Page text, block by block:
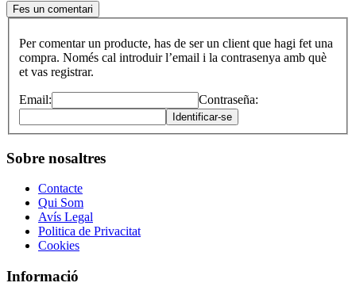
Fes un comentari
Per comentar un producte, has de ser un client que hagi fet una
compra. Només cal introduir l’email i la contrasenya amb què
et vas registrar.
Email: Contraseña:
Identificar-se
Sobre nosaltres
Contacte
Qui Som
Avís Legal
Politica de Privacitat
Cookies
Informació